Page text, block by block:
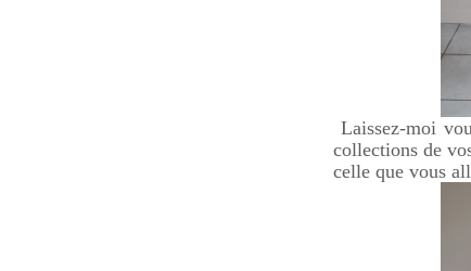
Laissez-moi
collections de
celle que vous